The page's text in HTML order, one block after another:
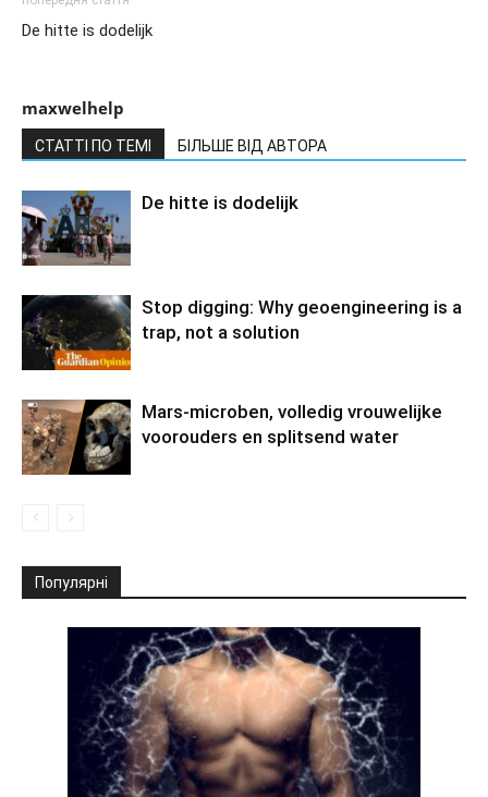
De hitte is dodelijk
maxwelhelp
СТАТТІ ПО ТЕМІ БІЛЬШЕ ВІД АВТОРА
De hitte is dodelijk
Stop digging: Why geoengineering is a
trap, not a solution
Mars-microben, volledig vrouwelijke
voorouders en splitsend water
Популярні